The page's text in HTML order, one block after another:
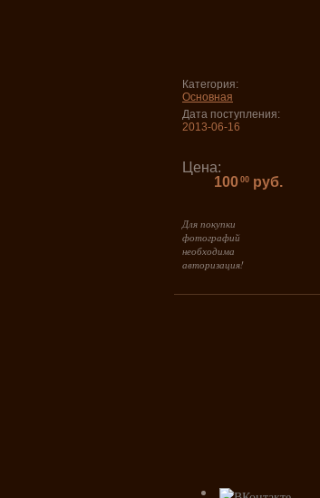
Категория:
Основная
Дата поступления:
2013-06-16
Цена:
100 00 руб.
Для покупки
фотографий
необходима
авторизация!